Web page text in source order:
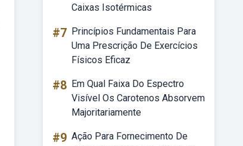
Caixas Isotérmicas
#7 Princípios Fundamentais Para
Uma Prescrição De Exercícios
Físicos Eficaz
#8 Em Qual Faixa Do Espectro
Visível Os Carotenos Absorvem
Majoritariamente
#9 Ação Para Fornecimento De